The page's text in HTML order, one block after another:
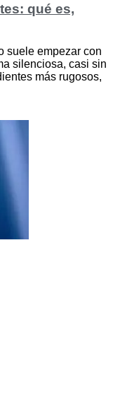
qué es,
suele empezar con
silenciosa, casi sin
más rugosos,